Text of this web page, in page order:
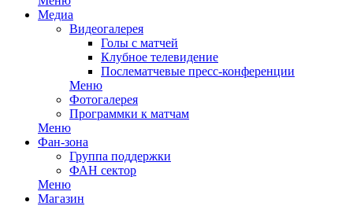
Медиа
Видеогалерея
Голы с матчей
Клубное телевидение
Послематчевые пресс-конференции
Меню
Фотогалерея
Программки к матчам
Меню
Фан-зона
Группа поддержки
ФАН сектор
Меню
Магазин